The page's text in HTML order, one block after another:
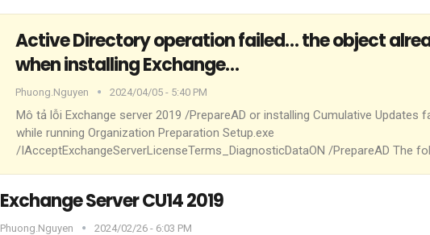
Active Directory operation failed… the object
when installing Exchange…
Phuong.nguyen 2024/04/05 - 5:40 PM
Mô tả lỗi Exchange server 2019 /PrepareAD or installing Cumulative Updates
while running Organization Preparation Setup.exe
/IAcceptExchangeServerLicenseTerms_DiagnosticDataON /PrepareAD The
Exchange Server CU14 2019
Phuong.nguyen 2024/02/26 - 6:03 PM